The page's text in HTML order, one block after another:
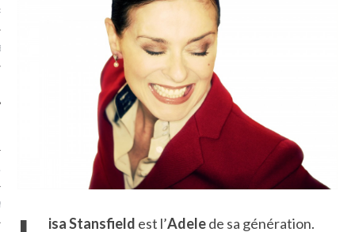
isa Stansfield est l’Adelede sa génération.